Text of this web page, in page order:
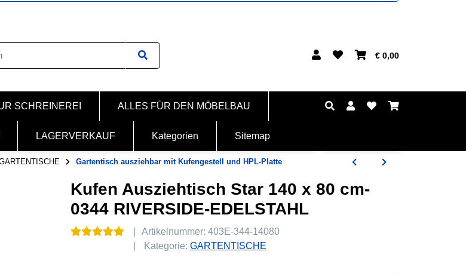
€ 0,00
SCHREINEREI ALLES FÜR DEN MÖBELBAU
LAGERVERKAUF Kategorien Sitemap
Gartentisch ausziehbar mit Kufengestell und HPL-Platte
Kufen Ausziehtisch Star 140 x 80 cm-
0344 RIVERSIDE-EDELSTAHL
Artikelnummer: 403E-344-14080
Kategorie: GARTENTISCHE